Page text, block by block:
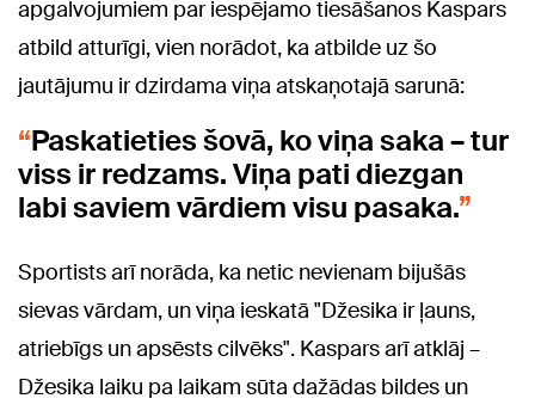
apgalvojumiem par iespējamo tiesāšanos Kaspars
atbild atturīgi, vien norādot, ka atbilde uz šo
jautājumu ir dzirdama viņa atskaņotajā sarunā:
Paskatieties šovā, ko viņa saka – tur
viss ir redzams. Viņa pati diezgan
labi saviem vārdiem visu pasaka.
Sportists arī norāda, ka netic nevienam bijušās
sievas vārdam, un viņa ieskatā "Džesika ir ļauns,
atriebīgs un apsēsts cilvēks". Kaspars arī atklāj –
Džesika laiku pa laikam sūta dažādas bildes un